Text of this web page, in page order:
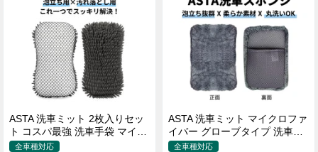
ASTA 洗車ミット 2枚入りセッ
ト コスパ最強 洗車手袋 マイク
ロファイバー製 洗車グッズ 車
全車種対応
ASTA 洗車ミット マイクロファ
イバー グローブタイプ 洗車プ
ロも愛用 傷防止 高吸水 車 バイ
全車種対応